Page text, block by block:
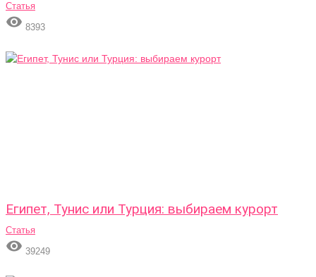
Статья
 8393
Египет, Тунис или Турция: выбираем курорт
Статья
 39249